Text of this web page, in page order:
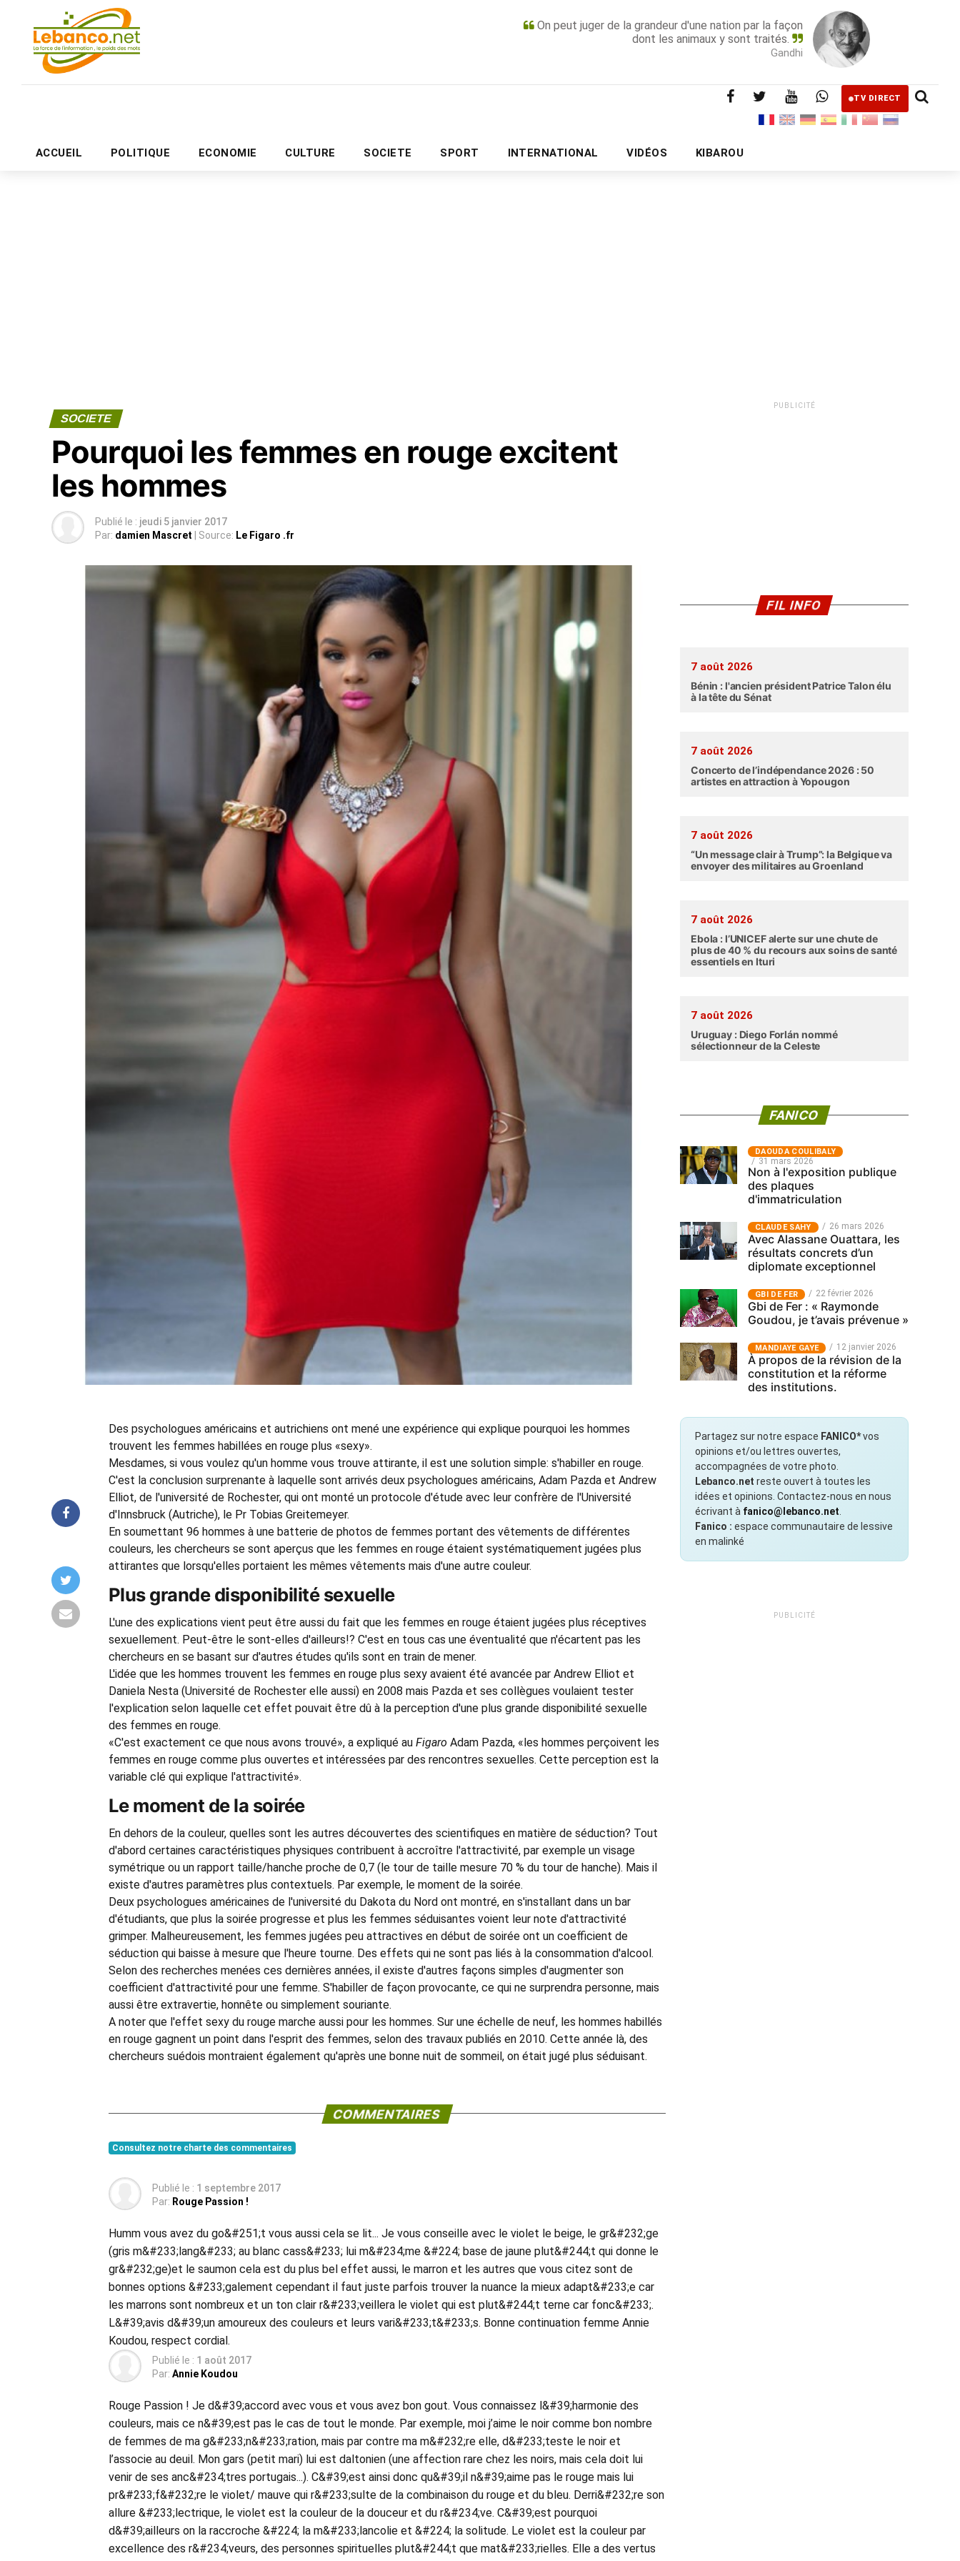
On peut juger de la grandeur d'une nation par la façon
dont les animaux y sont traités.
Gandhi
TV DIRECT
ACCUEIL POLITIQUE ECONOMIE CULTURE SOCIETE SPORT INTERNATIONAL VIDÉOS KIBAROU
PUBLICITÉ
SOCIETE
Pourquoi les femmes en rouge excitent
les hommes
Publié le : jeudi 5 janvier 2017
Par: damien Mascret | Source: Le Figaro .fr
Des psychologues américains et autrichiens ont mené une expérience qui explique pourquoi les hommes
trouvent les femmes habillées en rouge plus «sexy».
Mesdames, si vous voulez qu'un homme vous trouve attirante, il est une solution simple: s'habiller en rouge.
C'est la conclusion surprenante à laquelle sont arrivés deux psychologues américains, Adam Pazda et Andrew
Elliot, de l'université de Rochester, qui ont monté un protocole d'étude avec leur confrère de l'Université
d'Innsbruck (Autriche), le Pr Tobias Greitemeyer.
En soumettant 96 hommes à une batterie de photos de femmes portant des vêtements de différentes
couleurs, les chercheurs se sont aperçus que les femmes en rouge étaient systématiquement jugées plus
attirantes que lorsqu'elles portaient les mêmes vêtements mais d'une autre couleur.
Plus grande disponibilité sexuelle
L'une des explications vient peut être aussi du fait que les femmes en rouge étaient jugées plus réceptives
sexuellement. Peut-être le sont-elles d'ailleurs!? C'est en tous cas une éventualité que n'écartent pas les
chercheurs en se basant sur d'autres études qu'ils sont en train de mener.
L'idée que les hommes trouvent les femmes en rouge plus sexy avaient été avancée par Andrew Elliot et
Daniela Nesta (Université de Rochester elle aussi) en 2008 mais Pazda et ses collègues voulaient tester
l'explication selon laquelle cet effet pouvait être dû à la perception d'une plus grande disponibilité sexuelle
des femmes en rouge.
«C'est exactement ce que nous avons trouvé», a expliqué au Figaro Adam Pazda, «les hommes perçoivent les
femmes en rouge comme plus ouvertes et intéressées par des rencontres sexuelles. Cette perception est la
variable clé qui explique l'attractivité».
Le moment de la soirée
En dehors de la couleur, quelles sont les autres découvertes des scientifiques en matière de séduction? Tout
d'abord certaines caractéristiques physiques contribuent à accroître l'attractivité, par exemple un visage
symétrique ou un rapport taille/hanche proche de 0,7 (le tour de taille mesure 70 % du tour de hanche). Mais il
existe d'autres paramètres plus contextuels. Par exemple, le moment de la soirée.
Deux psychologues américaines de l'université du Dakota du Nord ont montré, en s'installant dans un bar
d'étudiants, que plus la soirée progresse et plus les femmes séduisantes voient leur note d'attractivité
grimper. Malheureusement, les femmes jugées peu attractives en début de soirée ont un coefficient de
séduction qui baisse à mesure que l'heure tourne. Des effets qui ne sont pas liés à la consommation d'alcool.
Selon des recherches menées ces dernières années, il existe d'autres façons simples d'augmenter son
coefficient d'attractivité pour une femme. S'habiller de façon provocante, ce qui ne surprendra personne, mais
aussi être extravertie, honnête ou simplement souriante.
A noter que l'effet sexy du rouge marche aussi pour les hommes. Sur une échelle de neuf, les hommes habillés
en rouge gagnent un point dans l'esprit des femmes, selon des travaux publiés en 2010. Cette année là, des
chercheurs suédois montraient également qu'après une bonne nuit de sommeil, on était jugé plus séduisant.
COMMENTAIRES
Consultez notre charte des commentaires
Publié le : 1 septembre 2017
Par: Rouge Passion !
Humm vous avez du go&#251;t vous aussi cela se lit... Je vous conseille avec le violet le beige, le gr&#232;ge
(gris m&#233;lang&#233; au blanc cass&#233; lui m&#234;me &#224; base de jaune plut&#244;t qui donne le
gr&#232;ge)et le saumon cela est du plus bel effet aussi, le marron et les autres que vous citez sont de
bonnes options &#233;galement cependant il faut juste parfois trouver la nuance la mieux adapt&#233;e car
les marrons sont nombreux et un ton clair r&#233;veillera le violet qui est plut&#244;t terne car fonc&#233;.
L&#39;avis d&#39;un amoureux des couleurs et leurs vari&#233;t&#233;s. Bonne continuation femme Annie
Koudou, respect cordial.
Publié le : 1 août 2017
Par: Annie Koudou
Rouge Passion ! Je d&#39;accord avec vous et vous avez bon gout. Vous connaissez l&#39;harmonie des
couleurs, mais ce n&#39;est pas le cas de tout le monde. Par exemple, moi j’aime le noir comme bon nombre
de femmes de ma g&#233;n&#233;ration, mais par contre ma m&#232;re elle, d&#233;teste le noir et
l’associe au deuil. Mon gars (petit mari) lui est daltonien (une affection rare chez les noirs, mais cela doit lui
venir de ses anc&#234;tres portugais...). C&#39;est ainsi donc qu&#39;il n&#39;aime pas le rouge mais lui
pr&#233;f&#232;re le violet/ mauve qui r&#233;sulte de la combinaison du rouge et du bleu. Derri&#232;re son
allure &#233;lectrique, le violet est la couleur de la douceur et du r&#234;ve. C&#39;est pourquoi
d&#39;ailleurs on la raccroche &#224; la m&#233;lancolie et &#224; la solitude. Le violet est la couleur par
excellence des r&#234;veurs, des personnes spirituelles plut&#244;t que mat&#233;rielles. Elle a des vertus
PUBLICITÉ
FIL INFO
7 août 2026
Bénin : l'ancien président Patrice Talon élu
à la tête du Sénat
7 août 2026
Concerto de l’indépendance 2026 : 50
artistes en attraction à Yopougon
7 août 2026
“Un message clair à Trump”: la Belgique va
envoyer des militaires au Groenland
7 août 2026
Ebola : l’UNICEF alerte sur une chute de
plus de 40 % du recours aux soins de santé
essentiels en Ituri
7 août 2026
Uruguay : Diego Forlán nommé
sélectionneur de la Celeste
FANICO
‎DAOUDA COULIBALY
31 mars 2026
Non à l'exposition publique
des plaques
d'immatriculation
CLAUDE SAHY 26 mars 2026
Avec Alassane Ouattara, les
résultats concrets d’un
diplomate exceptionnel
GBI DE FER 22 février 2026
Gbi de Fer : « Raymonde
Goudou, je t’avais prévenue »
MANDIAYE GAYE 12 janvier 2026
À propos de la révision de la
constitution et la réforme
des institutions.
Partagez sur notre espace FANICO*vos
opinions et/ou lettres ouvertes,
accompagnées de votre photo.
Lebanco.net reste ouvert à toutes les
idées et opinions. Contactez-nous en nous
écrivant à fanico@lebanco.net
Fanico : espace communautaire de lessive
en malinké
PUBLICITÉ